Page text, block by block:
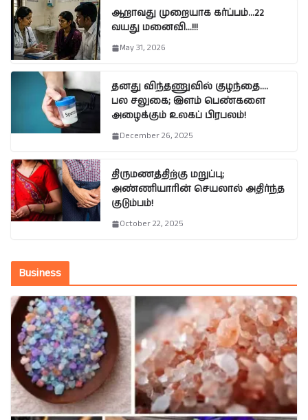
ஆறாவது முறையாக கர்ப்பம்…22
வயது மனைவி…!!!
May 31, 2026
தனது விந்தணுவில் குழந்தை….
பல சலுகை; இளம் பெண்களை
அழைக்கும் உலகப் பிரபலம்!
December 26, 2025
திருமணத்திற்கு மறுப்பு;
அண்ணியாரின் செயலால் அதிர்ந்த
குடும்பம்!
October 22, 2025
Business